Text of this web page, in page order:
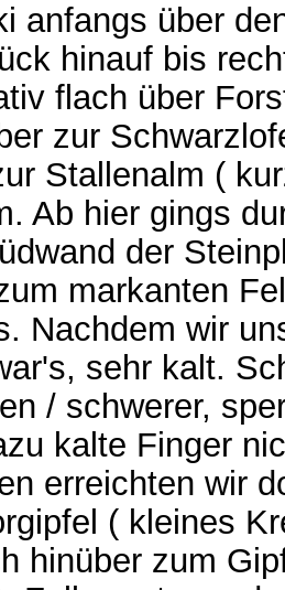
anfangs über
hinauf bis
flach über
zur
Stallenalm (
Ab hier gings
der
markanten
Nachdem wir
sehr kalt.
/ schwerer,
kalte Finger
erreichten wir
( kleines
hinüber zum